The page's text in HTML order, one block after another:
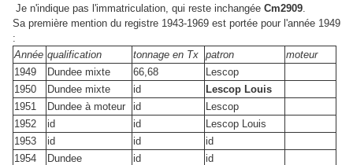
Je n'indique pas l'immatriculation, qui reste inchangée Cm2909.
Sa première mention du registre 1943-1969 est portée pour l'année 1949
:
Année qualification tonnage en Tx patron
moteur
1949
Dundee mixte 66,68
Lescop
1950
Dundee mixte id
Lescop Louis
1951
Dundee à moteur id
Lescop
1952
id id
Lescop Louis
1953
id id
id
1954
Dundee id
id